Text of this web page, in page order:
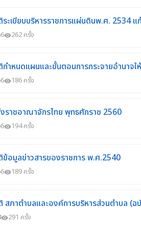
เบียบบริหารราชการแผ่นดินพ.ศ. 2534
visibility262 ครั้ง
าหนดแผนและขั้นตอนการกระจายอํานาจ
visibility 186 ครั้ง
ราชอาณาจักรไทย พุทธศักราช 2560
visibility 194 ครั้ง
อมูลข่าวสารของราชการ พ.ศ.2540
visibility 189 ครั้ง
ภาตำบลและองค์การบริหารส่วนตำบล (
visibility291 ครั้ง